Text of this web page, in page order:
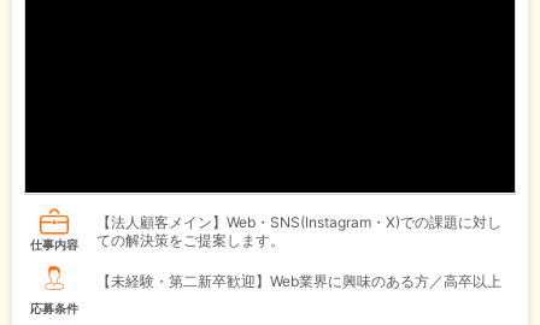
仕事内容
【法人顧客メイン】Web・SNS(Instagram・X)での課題に対し
ての解決策をご提案します。
応募条件
【未経験・第二新卒歓迎】Web業界に興味のある方／高卒以上